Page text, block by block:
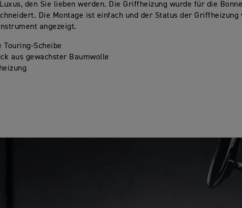
den Sie lieben werden. Die Griffheizung wurde für die
Die Montage ist einfach und der Status der Griffheizung
angezeigt.
Touring-Scheibe
aus gewachster Baumwolle